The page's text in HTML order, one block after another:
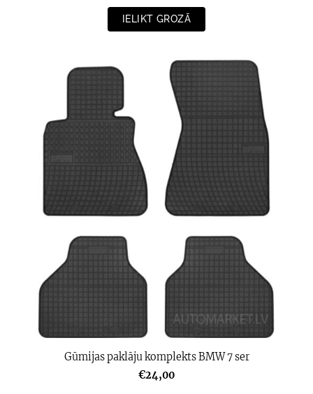
IELIKT GROZĀ
Gūmijas paklāju komplekts BMW 7 ser
€24,00